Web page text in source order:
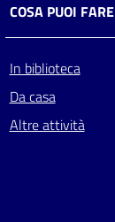
COSA PUOI FARE
In biblioteca
Da casa
Altre attività